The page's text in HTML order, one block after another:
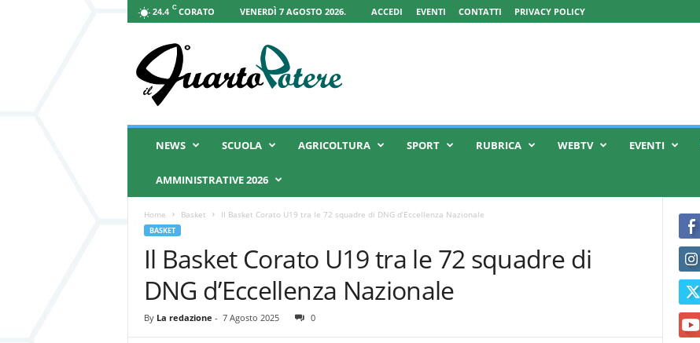
24.4 C CORATO VENERDÌ 7 AGOSTO 2026. ACCEDI EVENTI CONTATTI PRIVACY POLICY
Q
NEWS SCUOLA AGRICOLTURA SPORT RUBRICA WEBTV EVENTI
AMMINISTRATIVE 2026
Home Basket Il Basket Corato U19 tra le 72 squadre di DNG d’Eccellenza Nazionale
BASKET
Il Basket Corato U19 tra le 72 squadre di
DNG d’Eccellenza Nazionale
By La redazione - 7 Agosto 2025 0